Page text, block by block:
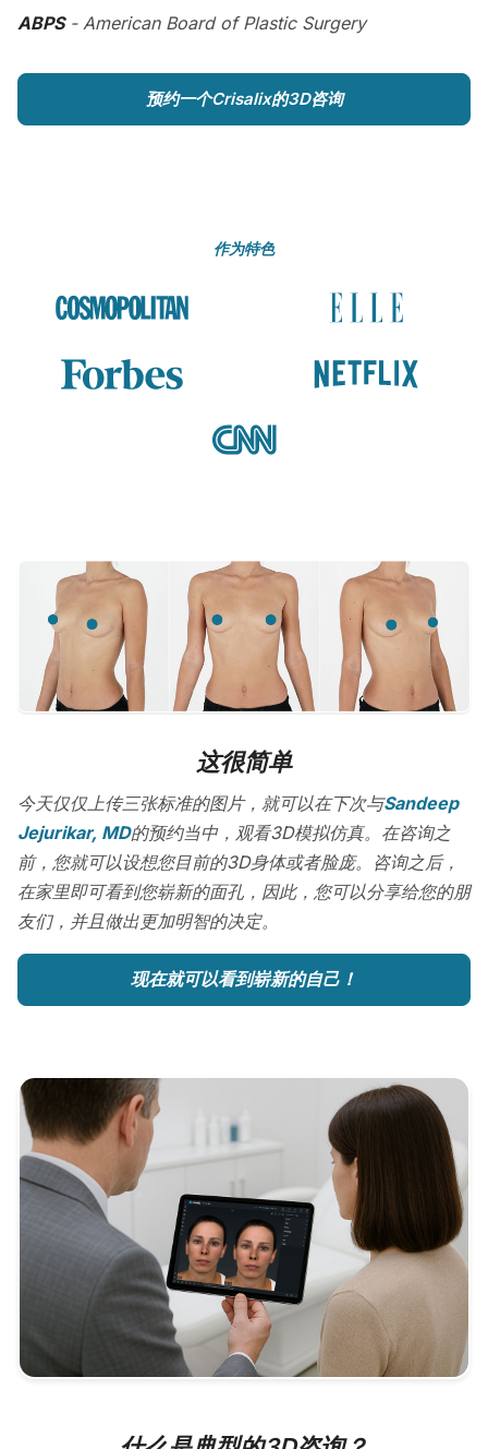
ABPS- American Board of Plastic Surgery
预约一个Crisalix的3D咨询
作为特色
这很简单
今天仅仅上传三张标准的图片，就可以在下次与Sandeep
Jejurikar, MD的预约当中，观看3D模拟仿真。在咨询之
前，您就可以设想您目前的3D身体或者脸庞。咨询之后，
在家里即可看到您崭新的面孔，因此，您可以分享给您的朋
友们，并且做出更加明智的决定。
现在就可以看到崭新的自己！